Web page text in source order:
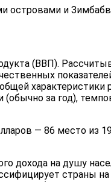
островами и
(ВВП).
характеристики
за год),
— 86 место из
дохода на душу
страны на